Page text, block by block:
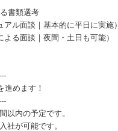
書類選考
ル面談｜基本的に平日に実施）
る面談｜夜間・土日も可能）
めます！
以内の予定です。
社が可能です。